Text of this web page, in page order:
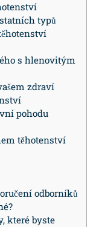
typů
s hlenovitým
zdraví
pohodu
těhotenství
odborníků
které byste